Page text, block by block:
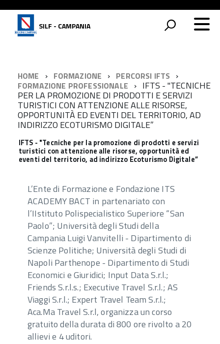
SILF - CAMPANIA
HOME FORMAZIONE
PERCORSI IFTS
FORMAZIONE PROFESSIONALE
IFTS - "TECNICHE
PER LA PROMOZIONE DI PRODOTTI E SERVIZI
TURISTICI CON ATTENZIONE ALLE RISORSE,
OPPORTUNITÀ ED EVENTI DEL TERRITORIO, AD
INDIRIZZO ECOTURISMO DIGITALE”
IFTS - "Tecniche per la promozione di prodotti e servizi
turistici con attenzione alle risorse, opportunità ed
eventi del territorio, ad indirizzo Ecoturismo Digitale”
L’Ente di Formazione e Fondazione ITS
ACADEMY BACT in partenariato con
l’IIstituto Polispecialistico Superiore “San
Paolo”; Università degli Studi della
Campania Luigi Vanvitelli - Dipartimento di
Scienze Politiche; Università degli Studi di
Napoli Parthenope - Dipartimento di Studi
Economici e Giuridici; Input Data S.r.l.;
Friends S.r.l.s.; Executive Travel S.r.l.; AS
Viaggi S.r.l.; Expert Travel Team S.r.l.;
Aca.Ma Travel S.r.l, organizza un corso
gratuito della durata di 800 ore rivolto a 20
allievi e 4 uditori.